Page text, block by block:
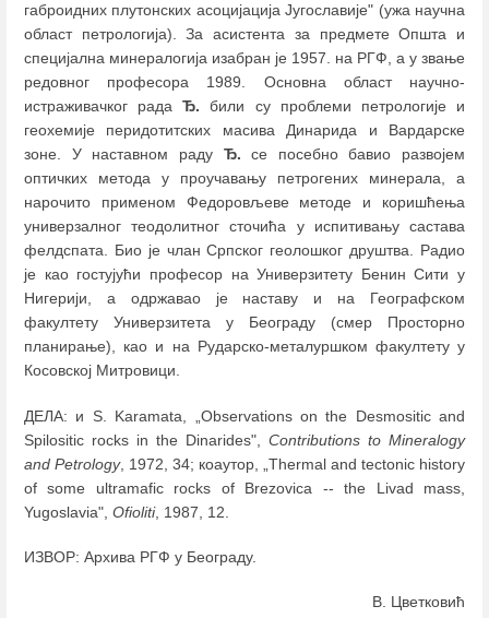
габроидних плутонских асоцијација Југославије" (ужа научна
област петрологија). За асистента за предмете Општа и
специјална минералогија изабран је 1957. на РГФ, а у звање
редовног професора 1989. Основна област научно-
истраживачког радаЂ. били су проблеми петрологије и
геохемије перидотитских масива Динарида и Вардарске
зоне. У наставном раду Ђ. се посебно бавио развојем
оптичких метода у проучавању петрогених минерала, а
нарочито применом Федоровљеве методе и коришћења
универзалног теодолитног сточића у испитивању састава
фелдспата. Био је члан Српског геолошког друштва. Радио
је као гостујући професор на Универзитету Бенин Сити у
Нигерији, а одржавао је наставу и на Географском
факултету Универзитета у Београду (смер Просторно
планирање), као и на Рударско-металуршком факултету у
Косовској Митровици.
ДЕЛА: и S. Karamata, „Observations on the Desmositic and
Spilositic rocks in the Dinarides", Contributions to Mineralogy
and Petrology, 1972, 34; коаутор, „Thermal and tectonic history
of some ultramafic rocks of Brezovica -- the Livad mass,
Yugoslavia", Ofioliti, 1987, 12.
ИЗВОР: Архива РГФ у Београду.
В. Цветковић